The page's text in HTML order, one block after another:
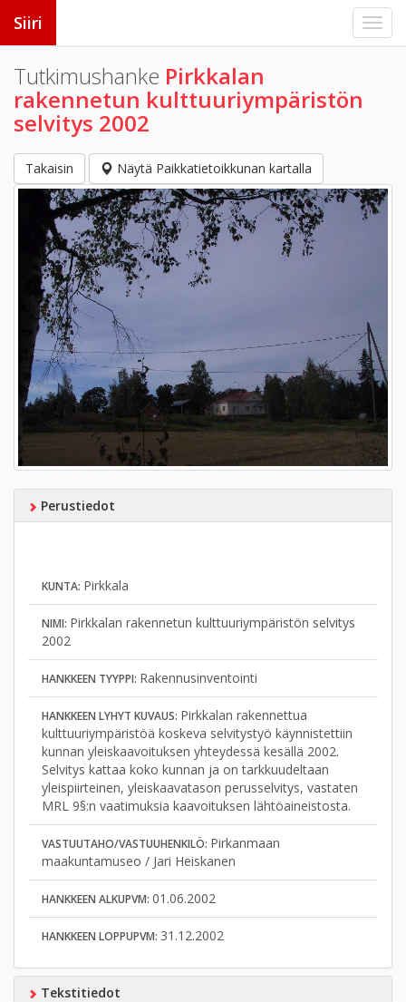
Siiri
Tutkimushanke Pirkkalan
rakennetun kulttuuriympäristön
selvitys 2002
Takaisin Näytä Paikkatietoikkunan kartalla
Perustiedot
KUNTA: Pirkkala
NIMI: Pirkkalan rakennetun kulttuuriympäristön selvitys
2002
HANKKEEN TYYPPI: Rakennusinventointi
HANKKEEN LYHYT KUVAUS: Pirkkalan rakennettua
kulttuuriympäristöä koskeva selvitystyö käynnistettiin
kunnan yleiskaavoituksen yhteydessä kesällä 2002.
Selvitys kattaa koko kunnan ja on tarkkuudeltaan
yleispiirteinen, yleiskaavatason perusselvitys, vastaten
MRL 9§:n vaatimuksia kaavoituksen lähtöaineistosta.
VASTUUTAHO/VASTUUHENKILÖ: Pirkanmaan
maakuntamuseo / Jari Heiskanen
HANKKEEN ALKUPVM: 01.06.2002
HANKKEEN LOPPUPVM: 31.12.2002
Tekstitiedot